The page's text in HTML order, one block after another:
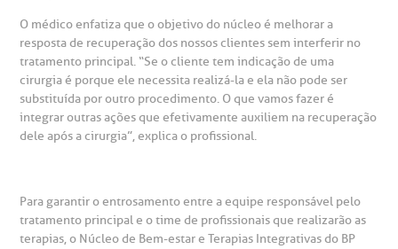
BP Mirante
Saiba mais
social
a BP
Teleinterconsulta
de orçamento particular
de veracidade de atestado
atendimento
Cirurgia
O médico enfatiza que o objetivo do núcleo é melhorar a
resposta de recuperação dos nossos clientes sem interferir no
tratamento principal. “Se o cliente tem indicação de uma
cirurgia é porque ele necessita realizá-la e ela não pode ser
substituída por outro procedimento. O que vamos fazer é
integrar outras ações que efetivamente auxiliem na recuperação
dele após a cirurgia”, explica o profissional.
Para garantir o entrosamento entre a equipe responsável pelo
tratamento principal e o time de profissionais que realizarão as
terapias, o Núcleo de Bem-estar e Terapias Integrativas do BP